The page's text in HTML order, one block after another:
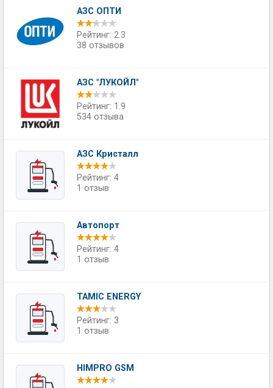
АЗС ОПТИ
Рейтинг: 2.3
38 отзывов
АЗС "ЛУКОЙЛ"
Рейтинг: 1.9
534 отзыва
АЗС Кристалл
Рейтинг: 4
1 отзыв
Автопорт
Рейтинг: 4
1 отзыв
TAMIC ENERGY
Рейтинг: 3
1 отзыв
HIMPRO GSM